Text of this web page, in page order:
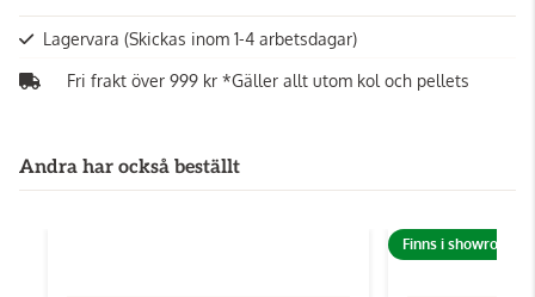
Lagervara (Skickas inom 1-4 arbetsdagar)
Fri frakt över 999 kr *Gäller allt utom kol och pellets
Andra har också beställt
Finns i showroom!